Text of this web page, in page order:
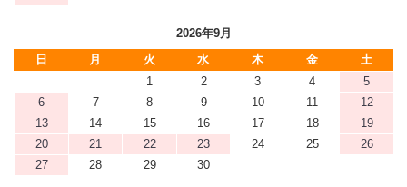
2026年9月
日
月 火 水 木 金
土
1
2 3 4
5
6
7 8 9 10 11
12
13
14 15 16 17 18
19
20
21 22 23 24 25
26
27
28 29 30